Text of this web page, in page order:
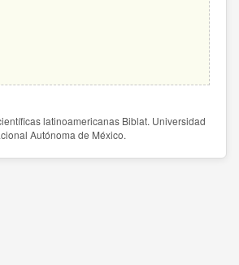
latinoamericanas Biblat. Universidad
Autónoma de México.